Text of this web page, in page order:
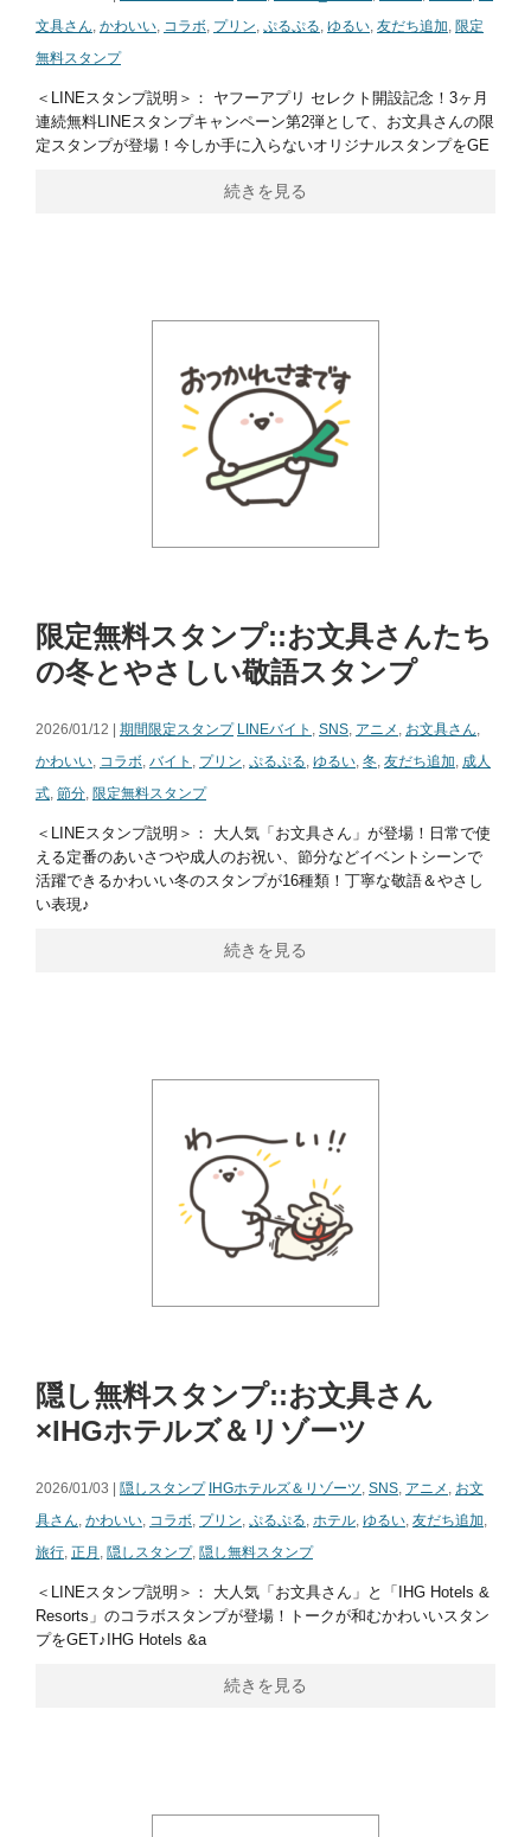
文具さん, かわいい, コラボ, プリン, ぷるぷる, ゆるい, 友だち追加, 限定
無料スタンプ
＜LINEスタンプ説明＞： ヤフーアプリ セレクト開設記念！3ヶ月
連続無料LINEスタンプキャンペーン第2弾として、お文具さんの限
定スタンプが登場！今しか手に入らないオリジナルスタンプをGE
続きを見る
限定無料スタンプ::お文具さんたち
の冬とやさしい敬語スタンプ
2026/01/12 | 期間限定スタンプ LINEバイト , SNS, アニメ , お文具さん,
かわいい, コラボ, バイト , プリン, ぷるぷる, ゆるい, 冬, 友だち追加, 成人
式, 節分, 限定無料スタンプ
＜LINEスタンプ説明＞： 大人気「お文具さん」が登場！日常で使
える定番のあいさつや成人のお祝い、節分などイベントシーンで
活躍できるかわいい冬のスタンプが16種類！丁寧な敬語＆やさし
い表現♪
続きを見る
隠し無料スタンプ::お文具さん
×IHGホテルズ＆リゾーツ
2026/01/03 | 隠しスタンプ IHGホテルズ＆リゾーツ, SNS, アニメ , お文
具さん, かわいい, コラボ, プリン, ぷるぷる, ホテル, ゆるい, 友だち追加,
旅行, 正月 , 隠しスタンプ, 隠し無料スタンプ
＜LINEスタンプ説明＞： 大人気「お文具さん」と「IHG Hotels &
Resorts」のコラボスタンプが登場！トークが和むかわいいスタン
プをGET♪IHG Hotels &a
続きを見る